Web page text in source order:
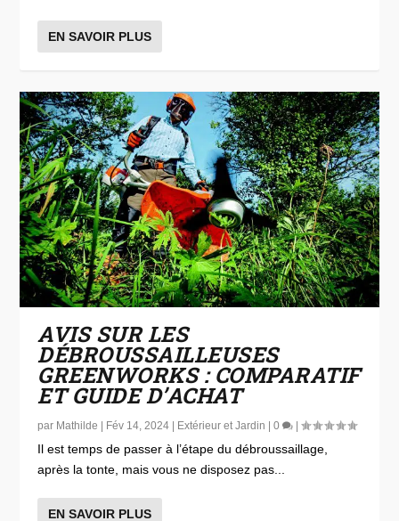
EN SAVOIR PLUS
AVIS SUR LES
DÉBROUSSAILLEUSES
GREENWORKS : COMPARATIF
ET GUIDE D’ACHAT
par Mathilde | Fév 14, 2024 | Extérieur et Jardin |0 |
Il est temps de passer à l’étape du débroussaillage,
après la tonte, mais vous ne disposez pas...
EN SAVOIR PLUS